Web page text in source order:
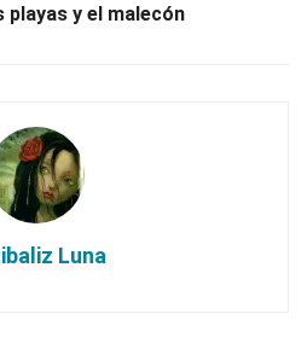
playas y el malecón
Luna